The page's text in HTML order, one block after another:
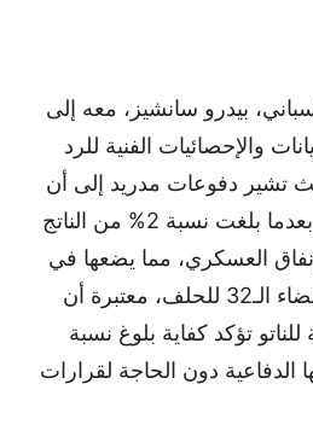
بيدرو سانشيز، معه إلى
والإحصائيات الفنية للرد
تشير دفوعات مدريد إلى أن
إسبانيا أوفت بالتزاماتها بعدما بلغت نسبة 2% من الناتج
العسكري، مما يضعها في
المرتبة السابعة بين الأعضاء الـ32 للحلف، معتبرة أن
للناتو تؤكد كفاية بلوغ نسبة
الدفاعية دون الحاجة لقرارات